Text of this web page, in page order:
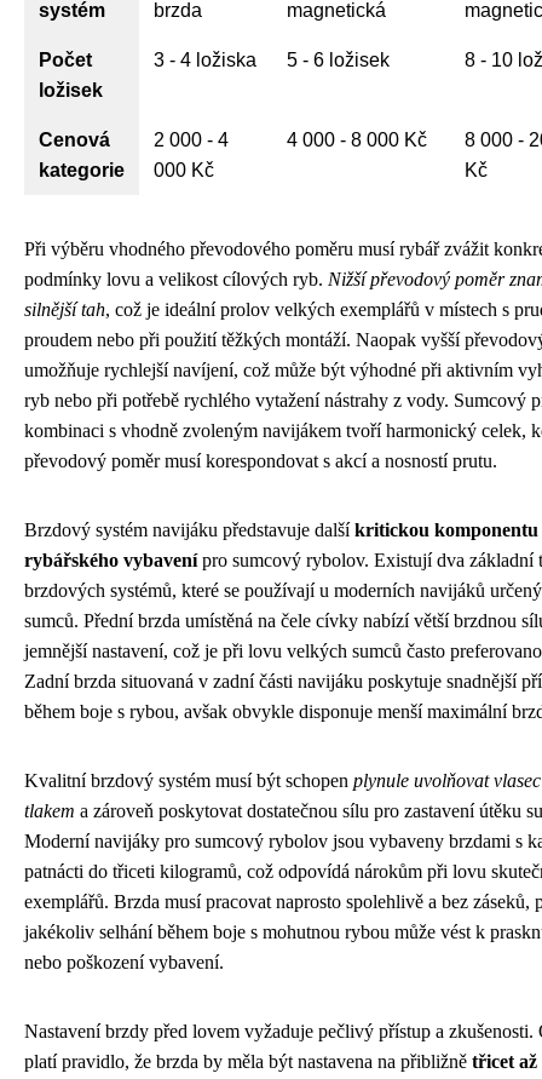
systém brzda magnetická
Počet
ložisek
3 - 4 ložiska 5 - 6 ložisek 8 - 10
Cenová
kategorie
2 000 - 4
000 Kč
4 000 - 8 000 Kč
8 000 -
Kč
Při výběru vhodného převodového poměru musí rybář zvážit
podmínky lovu a velikost cílových ryb. Nižší převodový poměr
silnější tah, což je ideální prolov velkých exemplářů v místech s
proudem nebo při použití těžkých montáží. Naopak vyšší
umožňuje rychlejší navíjení, což může být výhodné při aktivním
ryb nebo při potřebě rychlého vytažení nástrahy z vody. Sumcový
kombinaci s vhodně zvoleným navijákem tvoří harmonický celek,
převodový poměr musí korespondovat s akcí a nosností prutu.
Brzdový systém navijáku představuje dalšíkritickou komponentu
rybářského vybavenípro sumcový rybolov. Existují dva základní
brzdových systémů, které se používají u moderních navijáků
sumců. Přední brzda umístěná na čele cívky nabízí větší brzdnou
jemnější nastavení, což je při lovu velkých sumců často
Zadní brzda situovaná v zadní části navijáku poskytuje snadnější
během boje s rybou, avšak obvykle disponuje menší maximální
Kvalitní brzdový systém musí být schopen plynule uvolňovat
tlakem a zároveň poskytovat dostatečnou sílu pro zastavení útěku
Moderní navijáky pro sumcový rybolov jsou vybaveny brzdami s
patnácti do třiceti kilogramů, což odpovídá nárokům při lovu
exemplářů. Brzda musí pracovat naprosto spolehlivě a bez záseků,
jakékoliv selhání během boje s mohutnou rybou může vést k
nebo poškození vybavení.
Nastavení brzdy před lovem vyžaduje pečlivý přístup a zkušenosti.
platí pravidlo, že brzda by měla být nastavena na přibližně třicet